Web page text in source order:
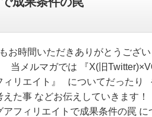
お時間いただきありがとうござ
当メルマガでは 『X(旧
ィリエイト』 についてだったり
えた事 などお伝えしていきます
アフィリエイトで成果条件の罠 に